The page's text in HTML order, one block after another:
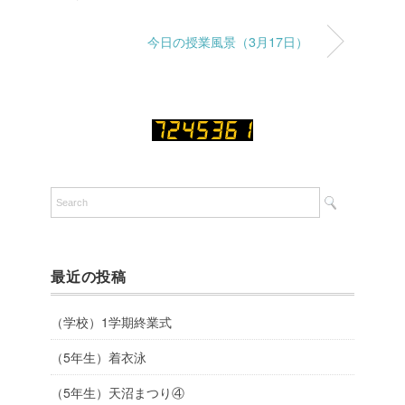
今日の授業風景（3月17日）
最近の投稿
（学校）1学期終業式
（5年生）着衣泳
（5年生）天沼まつり④